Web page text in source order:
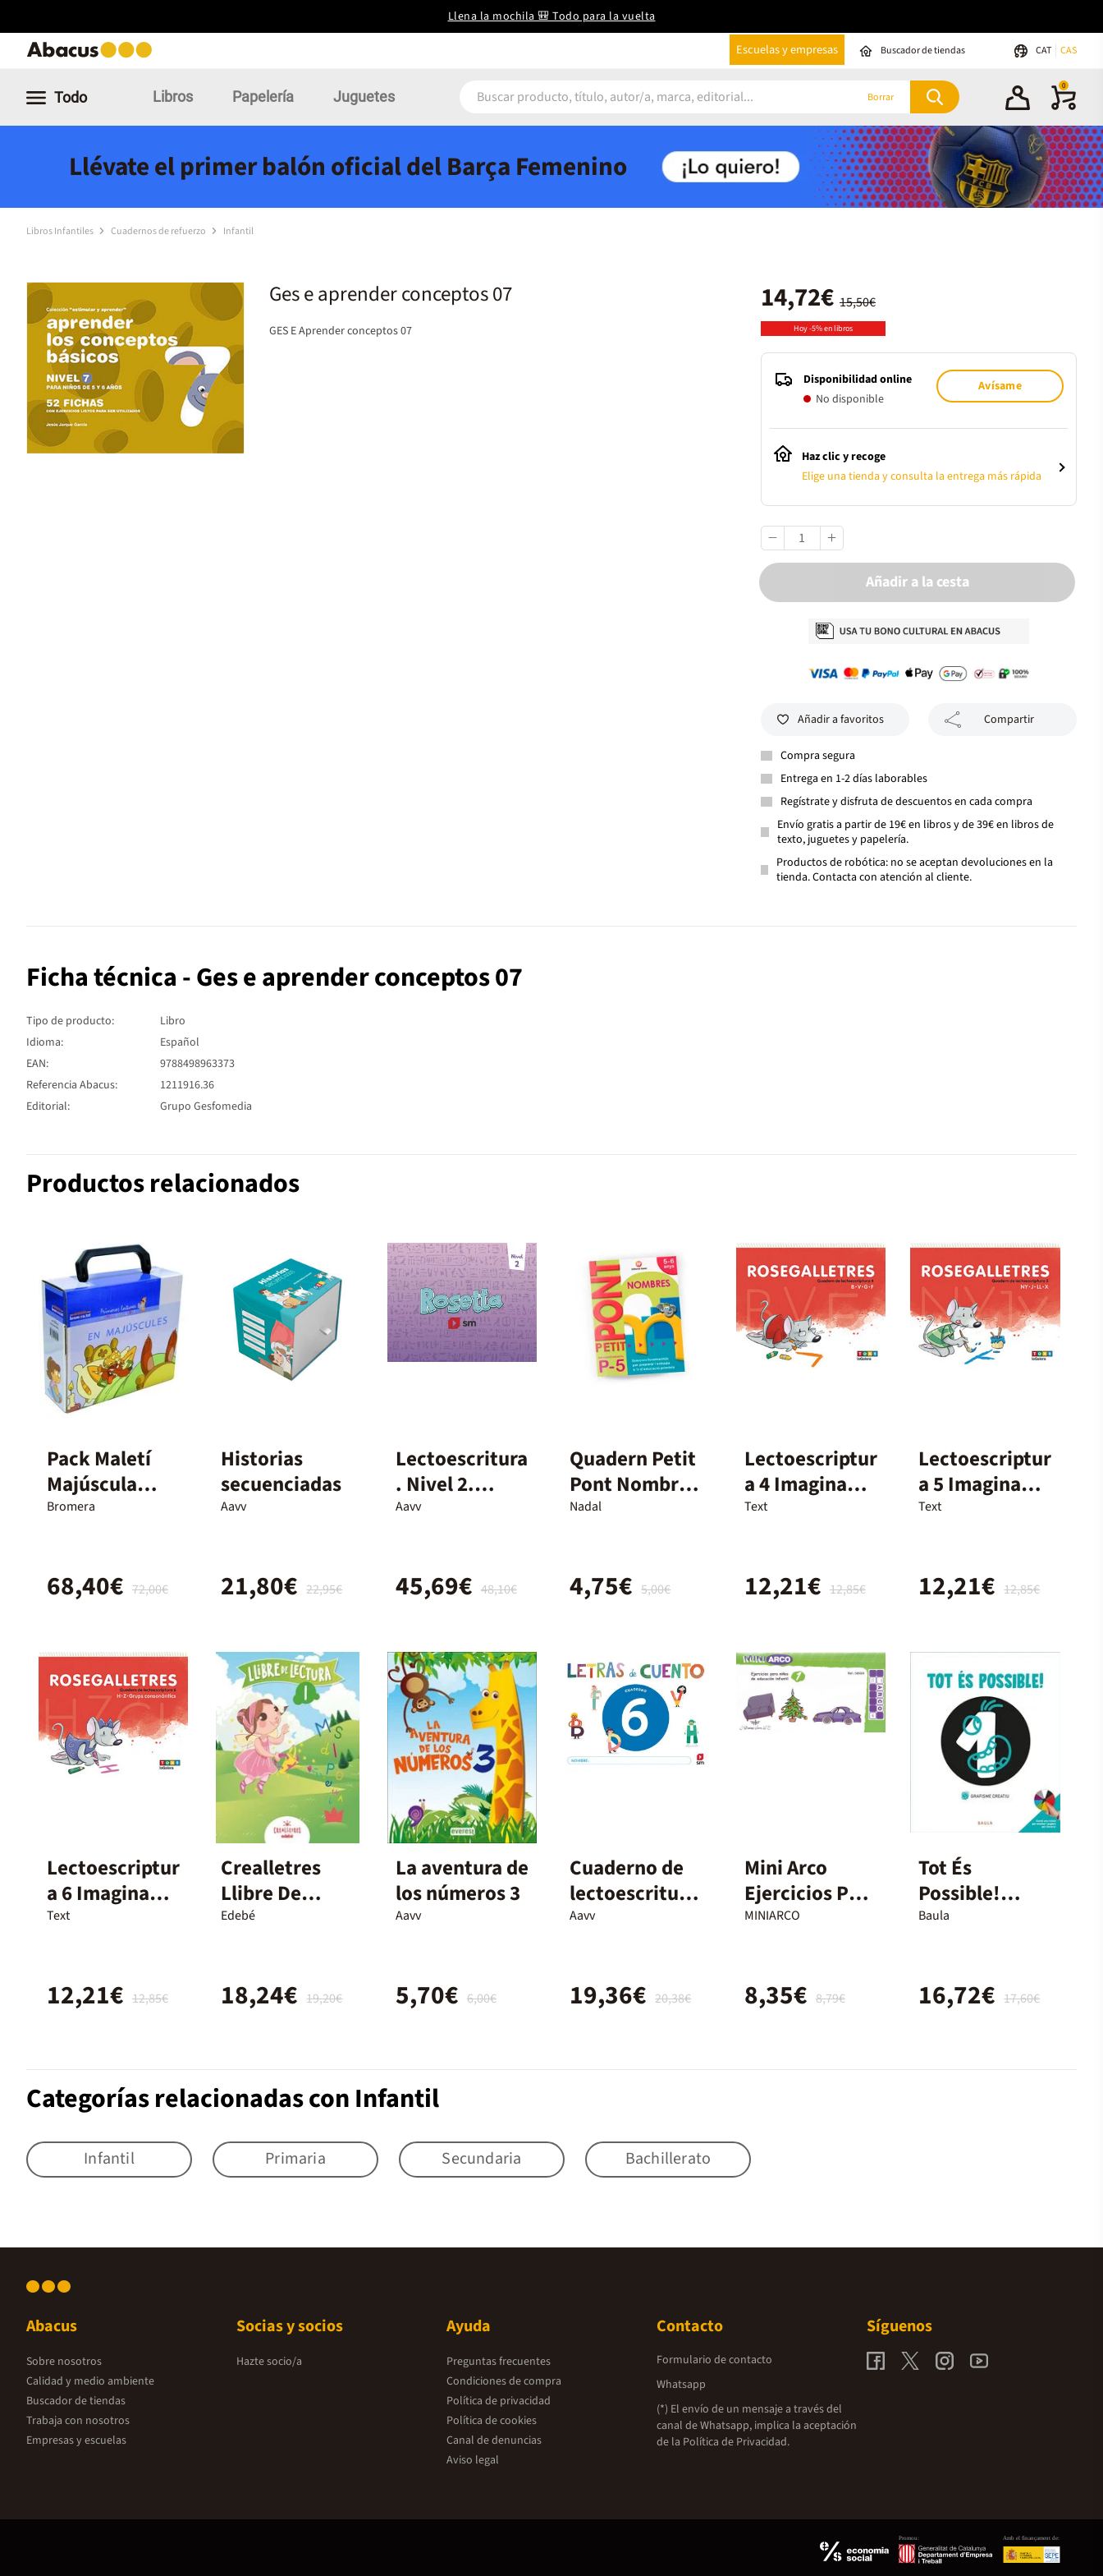
Llena la mochila 🎒 Todo para la vuelta
Escuelas y empresas Buscador de tiendas CAT CAS
Todo Libros Papelería Juguetes Borrar
0
Llévate el primer balón oficial del Barça Femenino
Libros Infantiles Cuadernos de refuerzo Infantil
Ges e aprender conceptos 07
GES E Aprender conceptos 07
15,50€
14,72€
Hoy -5% en libros
Disponibilidad online
No disponible
Avísame
Haz clic y recoge
Elige una tienda y consulta la entrega más rápida
Añadir a la cesta
Añadir a favoritos Compartir
Compra segura
Entrega en 1-2 días laborables
Regístrate y disfruta de descuentos en cada compra
Envío gratis a partir de 19€ en libros y de 39€ en libros de
texto, juguetes y papelería.
Productos de robótica: no se aceptan devoluciones en la
tienda. Contacta con atención al cliente.
Ficha técnica - Ges e aprender conceptos 07
Tipo de producto:
Libro
Idioma:
Español
EAN:
9788498963373
Referencia Abacus:
1211916.36
Editorial:
Grupo Gesfomedia
Productos relacionados
Pack Maletí
Majúscula
Infantil
Micalet
Bromera
72,00€
68,40€
Historias
secuenciadas
Aavv
22,95€
21,80€
Lectoescritura
. Nivel 2.
Rosetta
Aavv
48,10€
45,69€
Quadern Petit
Pont Nombres
5 anys
Nadal
5,00€
4,75€
Lectoescriptur
a 4 Imagina
Infantil 4 Anys
Text
12,85€
12,21€
Lectoescriptur
a 5 Imagina
Infantil 5 Anys
Text
12,85€
12,21€
Lectoescriptur
a 6 Imagina
Infantil 5 Anys
Text
12,85€
12,21€
Crealletres
Llibre De
Lectura I
Edebé
19,20€
18,24€
La aventura de
los números 3
Aavv
6,00€
5,70€
Cuaderno de
lectoescritura
6. Letras de
Aavv
20,38€
19,36€
Mini Arco
Ejercicios Para
Niños En
MINIARCO
8,79€
8,35€
Tot És
Possible!
Grafisme
Baula
17,60€
16,72€
Categorías relacionadas con Infantil
Infantil Primaria Secundaria Bachillerato
Abacus
Sobre nosotros
Calidad y medio ambiente
Buscador de tiendas
Trabaja con nosotros
Empresas y escuelas
Socias y socios
Hazte socio/a
Ayuda
Preguntas frecuentes
Condiciones de compra
Política de privacidad
Política de cookies
Canal de denuncias
Aviso legal
Contacto
Formulario de contacto
Whatsapp
(*) El envío de un mensaje a través del
canal de Whatsapp, implica la aceptación
de la Política de Privacidad.
Síguenos
Promou: Amb el finançament de: